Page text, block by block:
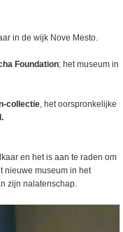
in de wijk Nove Mesto.
Foundation; het museum in
collectie, het oorspronkelijke
en het is aan te raden om
nieuwe museum in het
zijn nalatenschap.